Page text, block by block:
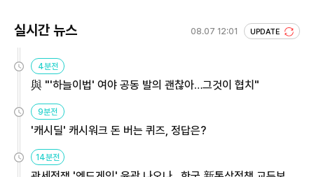
실시간 뉴스 08.07 12:01 UPDATE
4분전
與 "'하늘이법' 여야 공동 발의 괜찮아…그것이 협치"
9분전
'캐시딜' 캐시워크 돈 버는 퀴즈, 정답은?
14분전